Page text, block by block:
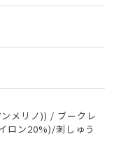
メリノ)) / ブークレ
ロン20%)/刺しゅう